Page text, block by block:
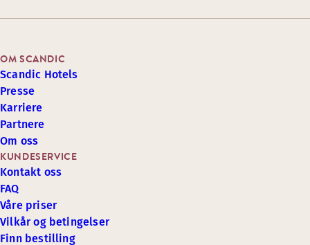
KUNDESERVICE
Kontakt oss
FAQ
Våre priser
Vilkår og betingelser
Finn bestilling
OM SCANDIC
Scandic Hotels
Presse
Karriere
Partnere
Om oss